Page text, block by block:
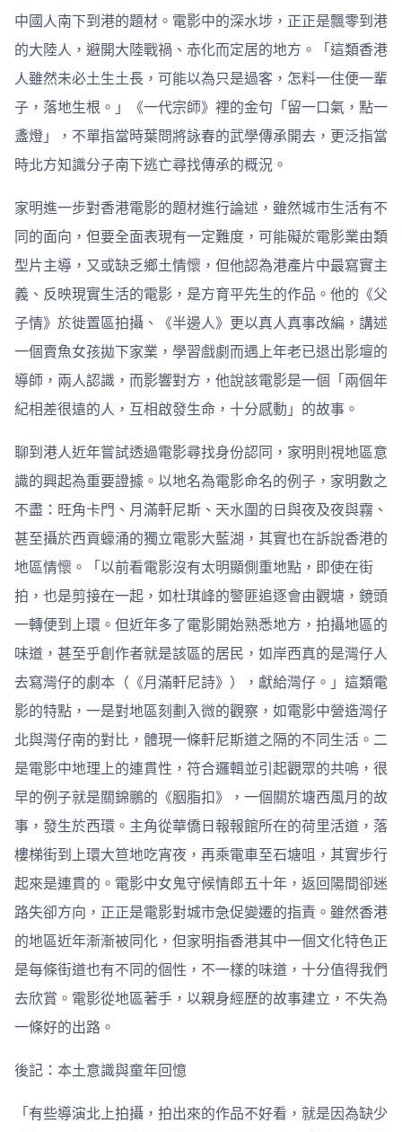
中國人南下到港的題材。電影中的深水埗，正正是飄零到港
的大陸人，避開大陸戰禍、赤化而定居的地方。「這類香港
人雖然未必土生土長，可能以為只是過客，怎料一住便一輩
子，落地生根。」《一代宗師》裡的金句「留一口氣，點一
盞燈」，不單指當時葉問將詠春的武學傳承開去，更泛指當
時北方知識分子南下逃亡尋找傳承的概況。
家明進一步對香港電影的題材進行論述，雖然城市生活有不
同的面向，但要全面表現有一定難度，可能礙於電影業由類
型片主導，又或缺乏鄉土情懷，但他認為港產片中最寫實主
義、反映現實生活的電影，是方育平先生的作品。他的《父
子情》於徙置區拍攝、《半邊人》更以真人真事改編，講述
一個賣魚女孩拋下家業，學習戲劇而遇上年老已退出影壇的
導師，兩人認識，而影響對方，他說該電影是一個「兩個年
紀相差很遠的人，互相啟發生命，十分感動」的故事。
聊到港人近年嘗試透過電影尋找身份認同，家明則視地區意
識的興起為重要證據。以地名為電影命名的例子，家明數之
不盡：旺角卡門、月滿軒尼斯、天水圍的日與夜及夜與霧、
甚至攝於西貢蠔涌的獨立電影大藍湖，其實也在訴說香港的
地區情懷。「以前看電影沒有太明顯側重地點，即使在街
拍，也是剪接在一起，如杜琪峰的警匪追逐會由觀塘，鏡頭
一轉便到上環。但近年多了電影開始熟悉地方，拍攝地區的
味道，甚至乎創作者就是該區的居民，如岸西真的是灣仔人
去寫灣仔的劇本（《月滿軒尼詩》），獻給灣仔。」這類電
影的特點，一是對地區刻劃入微的觀察，如電影中營造灣仔
北與灣仔南的對比，體現一條軒尼斯道之隔的不同生活。二
是電影中地理上的連貫性，符合邏輯並引起觀眾的共嗚，很
早的例子就是關錦鵬的《胭脂扣》，一個關於塘西風月的故
事，發生於西環。主角從華僑日報報館所在的荷里活道，落
樓梯街到上環大笪地吃宵夜，再乘電車至石塘咀，其實步行
起來是連貫的。電影中女鬼守候情郎五十年，返回陽間卻迷
路失卻方向，正正是電影對城市急促變遷的指責。雖然香港
的地區近年漸漸被同化，但家明指香港其中一個文化特色正
是每條街道也有不同的個性，不一樣的味道，十分值得我們
去欣賞。電影從地區著手，以親身經歷的故事建立，不失為
一條好的出路。
後記：本土意識與童年回憶
「有些導演北上拍攝，拍出來的作品不好看，就是因為缺少